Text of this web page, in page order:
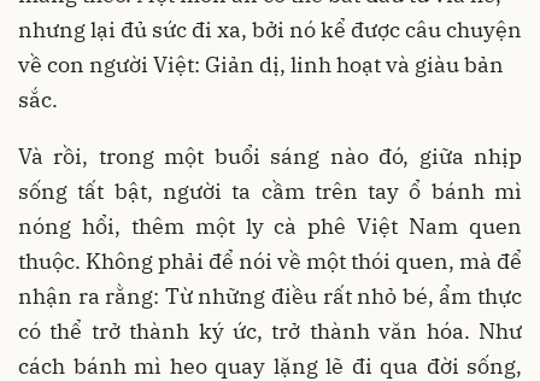
nhưng lại đủ sức đi xa, bởi nó kể được câu chuyện
về con người Việt: Giản dị, linh hoạt và giàu bản
sắc.
Và rồi, trong một buổi sáng nào đó, giữa nhịp
sống tất bật, người ta cầm trên tay ổ bánh mì
nóng hổi, thêm một ly cà phê Việt Nam quen
thuộc. Không phải để nói về một thói quen, mà để
nhận ra rằng: Từ những điều rất nhỏ bé, ẩm thực
có thể trở thành ký ức, trở thành văn hóa. Như
cách bánh mì heo quay lặng lẽ đi qua đời sống,